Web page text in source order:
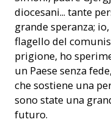
diocesani... tante
grande speranza;
flagello del
prigione, ho
un Paese senza
che sostiene una
sono state una
futuro.